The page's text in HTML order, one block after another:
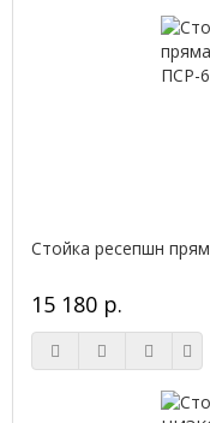
Стойка ресепшн
15 180 р.